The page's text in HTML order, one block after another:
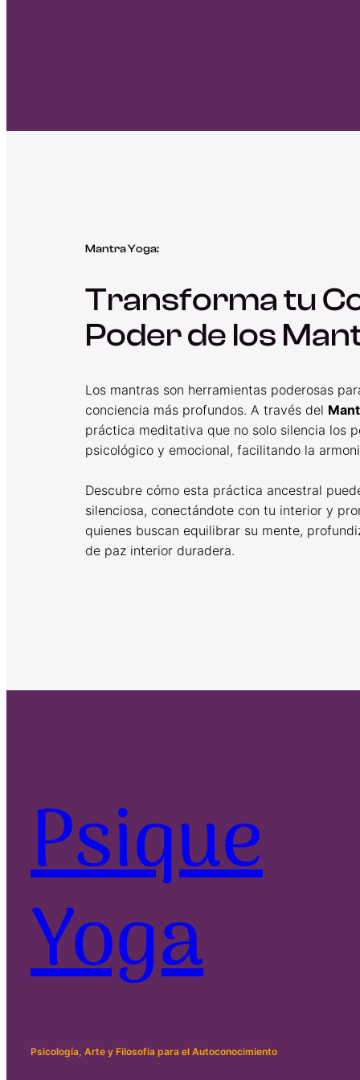
Mantra Yoga:
Transforma tu
Poder de los
Los mantras son herramientas poderosas
conciencia más profundos. A través del
práctica meditativa que no solo silencia los
psicológico y emocional, facilitando la
Descubre cómo esta práctica ancestral
silenciosa, conectándote con tu interior y
quienes buscan equilibrar su mente,
de paz interior duradera.
Psique
Yoga
Psicología, Arte y Filosofía para el Autoconocimiento